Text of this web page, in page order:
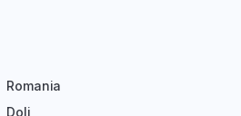
Romania
Dolj